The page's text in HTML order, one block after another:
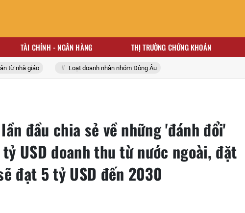
TÀI CHÍNH - NGÂN HÀNG THỊ TRƯỜNG CHỨNG KHOÁN
nhà giáo Loạt doanh nhân nhóm Đông Âu
đầu chia sẻ về những 'đánh đổi'
USD doanh thu từ nước ngoài, đặt
đạt 5 tỷ USD đến 2030